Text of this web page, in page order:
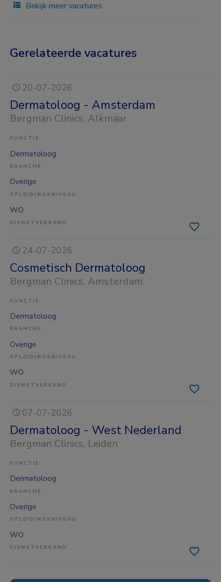
Bekijk meer vacatures
Gerelateerde vacatures
20-07-2026
Dermatoloog - Amsterdam
Bergman Clinics, Alkmaar
FUNCTIE
Dermatoloog
BRANCHE
Overige
OPLEIDINGSNIVEAU
WO
DIENSTVERBAND
24-07-2026
Cosmetisch Dermatoloog
Bergman Clinics, Amsterdam
FUNCTIE
Dermatoloog
BRANCHE
Overige
OPLEIDINGSNIVEAU
WO
DIENSTVERBAND
07-07-2026
Dermatoloog - West Nederland
Bergman Clinics, Leiden
FUNCTIE
Dermatoloog
BRANCHE
Overige
OPLEIDINGSNIVEAU
WO
DIENSTVERBAND